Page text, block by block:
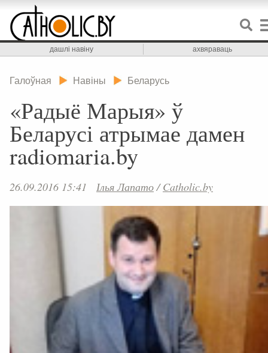
дашлі навіну ахвяраваць
Галоўная Навіны Беларусь
«Радыё Марыя» ў
Беларусі атрымае дамен
radiomaria.by
26.09.2016 15:41 Ілья Лапато/Catholic.by